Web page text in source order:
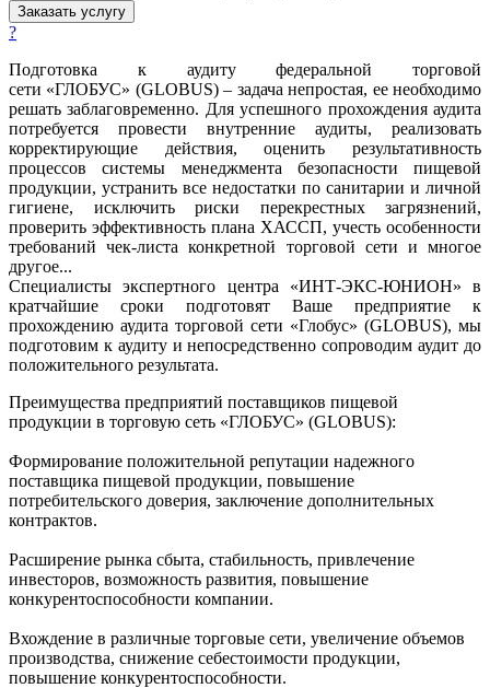
Заказать услугу
?
Подготовка к аудиту федеральной торговой
сети «ГЛОБУС» (GLOBUS) – задача непростая, ее необходимо
решать заблаговременно. Для успешного прохождения аудита
потребуется провести внутренние аудиты, реализовать
корректирующие действия, оценить результативность
процессов системы менеджмента безопасности пищевой
продукции, устранить все недостатки по санитарии и личной
гигиене, исключить риски перекрестных загрязнений,
проверить эффективность плана ХАССП, учесть особенности
требований чек-листа конкретной торговой сети и многое
другое...
Специалисты экспертного центра «ИНТ-ЭКС-ЮНИОН» в
кратчайшие сроки подготовят Ваше предприятие к
прохождению аудита торговой сети «Глобус» (GLOBUS), мы
подготовим к аудиту и непосредственно сопроводим аудит до
положительного результата.
Преимущества предприятий поставщиков пищевой
продукции в торговую сеть «ГЛОБУС» (GLOBUS):
Формирование положительной репутации надежного
поставщика пищевой продукции, повышение
потребительского доверия, заключение дополнительных
контрактов.
Расширение рынка сбыта, стабильность, привлечение
инвесторов, возможность развития, повышение
конкурентоспособности компании.
Вхождение в различные торговые сети, увеличение объемов
производства, снижение себестоимости продукции,
повышение конкурентоспособности.